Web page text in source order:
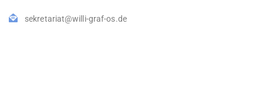
sekretariat@willi-graf-os.de